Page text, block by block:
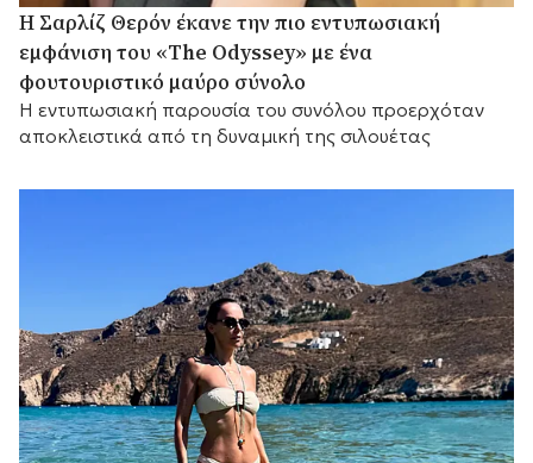
Η Σαρλίζ Θερόν έκανε την πιο εντυπωσιακή
εμφάνιση του «The Odyssey» με ένα
φουτουριστικό μαύρο σύνολο
Η εντυπωσιακή παρουσία του συνόλου προερχόταν
αποκλειστικά από τη δυναμική της σιλουέτας